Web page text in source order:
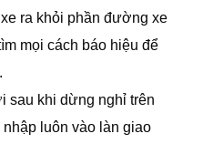
ra khỏi phần đường xe
mọi cách báo hiệu để
sau khi dừng nghỉ trên
luôn vào làn giao